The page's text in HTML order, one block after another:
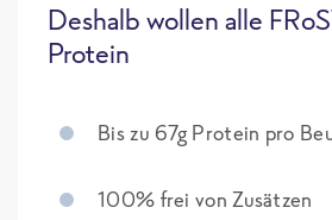
Deshalb wollen alle
Protein
Bis zu 67g Protein pro
100% frei von Zusätzen